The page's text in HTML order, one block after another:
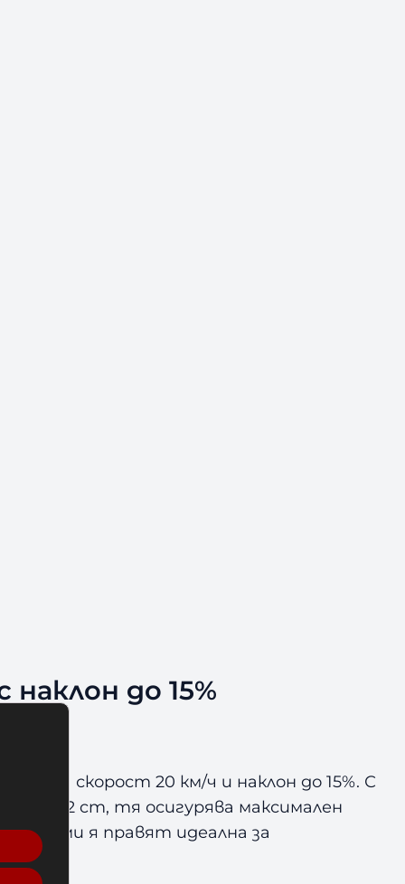
до 15%
скорост 20 км/ч и наклон до 15%. С
cm, тя осигурява максимален
я правят идеална за